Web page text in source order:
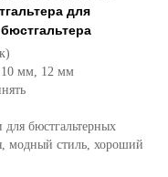
для
мм, 12 мм
бюстгальтерных
модный стиль, хороший